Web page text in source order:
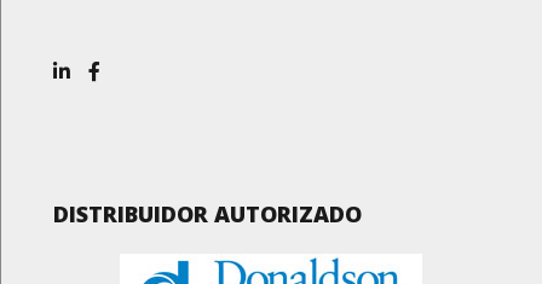
DISTRIBUIDOR AUTORIZADO